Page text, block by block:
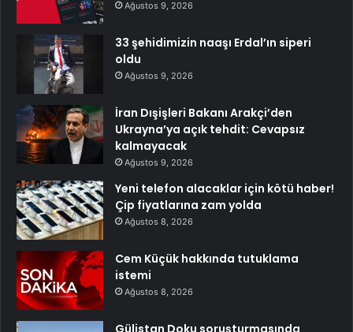
Ağustos 9, 2026
33 şehidimizin naaşı Erdal’ın siperi
oldu
Ağustos 9, 2026
İran Dışişleri Bakanı Arakçi’den
Ukrayna’ya açık tehdit: Cevapsız
kalmayacak
Ağustos 9, 2026
Yeni telefon alacaklar için kötü haber!
Çip fiyatlarına zam yolda
Ağustos 8, 2026
Cem Küçük hakkında tutuklama
istemi
Ağustos 8, 2026
Gülistan Doku soruşturmasında